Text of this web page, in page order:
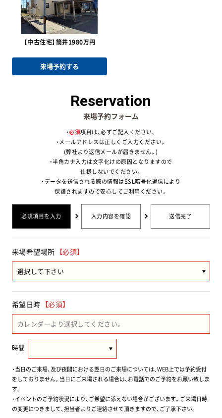
【中古住宅】筒井1980万円
来場予約する
Reservation
来場予約フォーム
・必須項目は、必ずご記入ください。
・メールアドレスは正しくご入力ください。
(弊社より返信メールが届きません。)
・半角カナ入力は文字化けの原因となりますので
仕様しないでください。
・データを送信される際の情報はSSL暗号化通信により
保護されますので安心してご利用ください。
必須項目を入力 入力内容を確認 送信完了
来場希望場所 【必須】
希望日時 【必須】
時間
・当日のご来場、及び夜間における翌日のご来場については、WEB上では予約受付
をしておりません。当日にご来場される場合は、お電話でのご予約をお願い致しま
す。
・イベントのご予約状況により、ご希望に添えない場合がございます。ご来場日時
の変更につきまして、担当者よりご連絡させて頂きますので、ご了承下さい。